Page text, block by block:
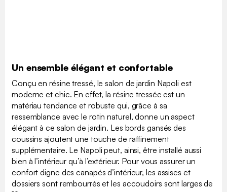
Un ensemble élégant et confortable
Conçu en résine tressé, le salon de jardin Napoli est
moderne et chic. En effet, la résine tressée est un
matériau tendance et robuste qui, grâce à sa
ressemblance avec le rotin naturel, donne un aspect
élégant à ce salon de jardin. Les bords gansés des
coussins ajoutent une touche de raffinement
supplémentaire. Le Napoli peut, ainsi, être installé aussi
bien à l’intérieur qu’à l’extérieur. Pour vous assurer un
confort digne des canapés d’intérieur, les assises et
dossiers sont rembourrés et les accoudoirs sont larges de